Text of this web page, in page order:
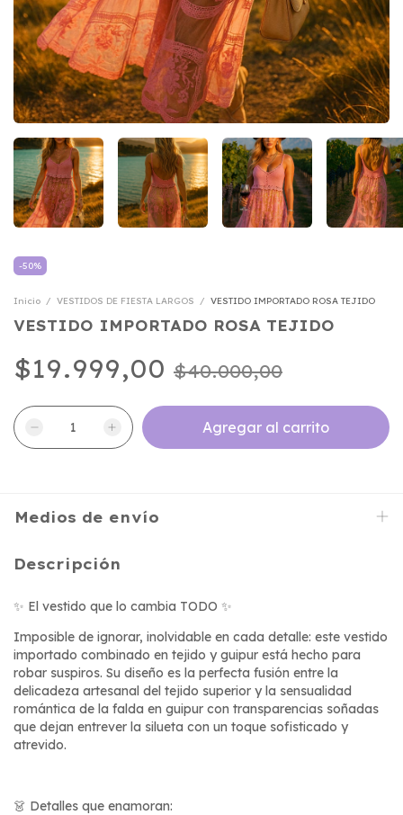
-50%
Inicio / VESTIDOS DE FIESTA LARGOS / VESTIDO IMPORTADO ROSA TEJIDO
VESTIDO IMPORTADO ROSA TEJIDO
$19.999,00 $40.000,00
Medios de envío
Descripción
✨ El vestido que lo cambia TODO ✨
Imposible de ignorar, inolvidable en cada detalle: este vestido
importado combinado en tejido y guipur está hecho para
robar suspiros. Su diseño es la perfecta fusión entre la
delicadeza artesanal del tejido superior y la sensualidad
romántica de la falda en guipur con transparencias soñadas
que dejan entrever la silueta con un toque sofisticado y
atrevido.
👗 Detalles que enamoran: